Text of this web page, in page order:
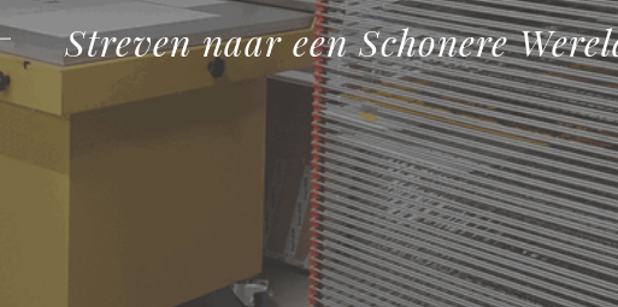
Streven naar een Schonere